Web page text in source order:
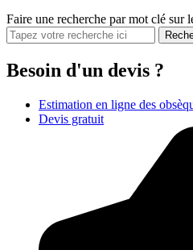
Faire une recherche par mot clé sur
Besoin d'un devis ?
Estimation en ligne des
Devis gratuit